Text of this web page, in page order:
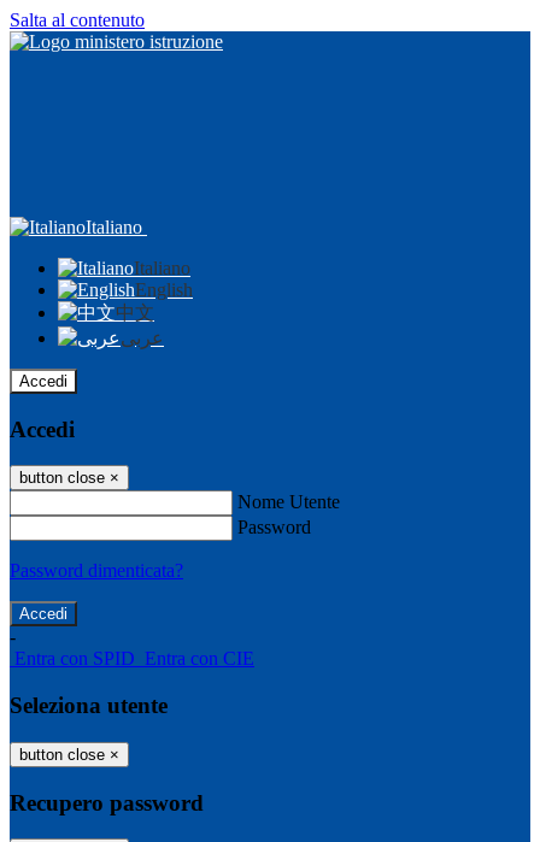
Salta al contenuto
Italiano
Italiano
English
中文
عربى
Accedi
Accedi
button close ×
Nome Utente
Password
Password dimenticata?
-
Entra con SPID Entra con CIE
Seleziona utente
button close ×
Recupero password